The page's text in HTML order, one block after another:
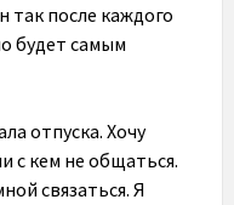
так после каждого
будет самым
отпуска. Хочу
с кем не общаться.
связаться. Я